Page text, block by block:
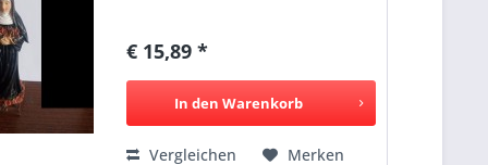
€ 15,89 *
In den Warenkorb
Vergleichen Merken